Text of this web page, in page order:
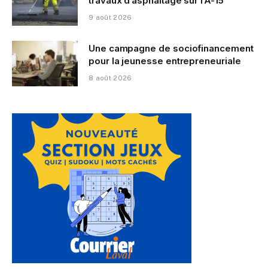
9 août 2026
Une campagne de sociofinancement
pour la jeunesse entrepreneuriale
8 août 2026